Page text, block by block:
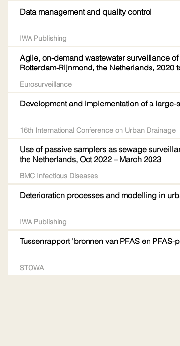
Data management and quality control
IWA Publishing
Agile, on-demand wastewater surveillance
Rotterdam-Rijnmond, the Netherlands, 2020
Eurosurveillance
Development and implementation of a
16th International Conference on Urban Drainage
Use of passive samplers as sewage
the Netherlands, Oct 2022 – March 2023
BMC Infectious Diseases
Deterioration processes and modelling in
IWA Publishing
Tussenrapport 'bronnen van PFAS en
STOWA